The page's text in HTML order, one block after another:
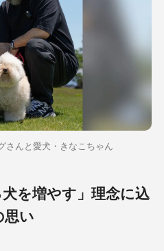
さんと愛犬・きなこちゃん
犬を増やす」理念に込
思い